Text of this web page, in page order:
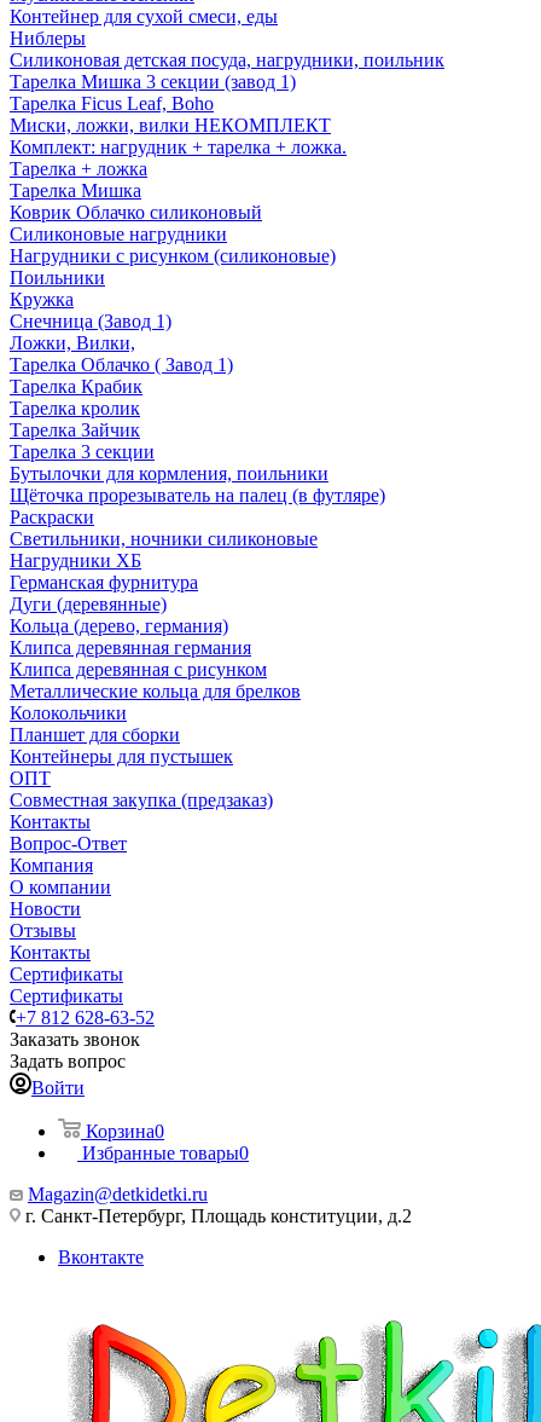
Контейнер для сухой смеси, еды
Ниблеры
Силиконовая детская посуда, нагрудники, поильник
Тарелка Мишка 3 секции (завод 1)
Тарелка Ficus Leaf, Boho
Миски, ложки, вилки НЕКОМПЛЕКТ
Комплект: нагрудник + тарелка + ложка.
Тарелка + ложка
Тарелка Мишка
Коврик Облачко силиконовый
Силиконовые нагрудники
Нагрудники с рисунком (силиконовые)
Поильники
Кружка
Снечница (Завод 1)
Ложки, Вилки,
Тарелка Облачко ( Завод 1)
Тарелка Крабик
Тарелка кролик
Тарелка Зайчик
Тарелка 3 секции
Бутылочки для кормления, поильники
Щёточка прорезыватель на палец (в футляре)
Раскраски
Светильники, ночники силиконовые
Нагрудники ХБ
Германская фурнитура
Дуги (деревянные)
Кольца (дерево, германия)
Клипса деревянная германия
Клипса деревянная с рисунком
Металлические кольца для брелков
Колокольчики
Планшет для сборки
Контейнеры для пустышек
ОПТ
Совместная закупка (предзаказ)
Контакты
Вопрос-Ответ
Компания
О компании
Новости
Отзывы
Контакты
Сертификаты
Сертификаты
+7 812 628-63-52
Заказать звонок
Задать вопрос
Войти
Корзина0
Избранные товары0
Magazin@detkidetki.ru
г. Санкт-Петербург, Площадь конституции, д.2
Вконтакте